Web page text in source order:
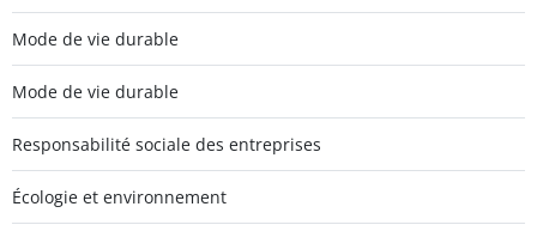
Mode de vie durable
Mode de vie durable
Responsabilité sociale des entreprises
Écologie et environnement